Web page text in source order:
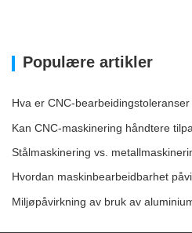
Populære artikler
Hva er CNC-
Kan CNC-maskinering håndtere
Stålmaskinering vs.
Miljøpåvirkning av bruk av